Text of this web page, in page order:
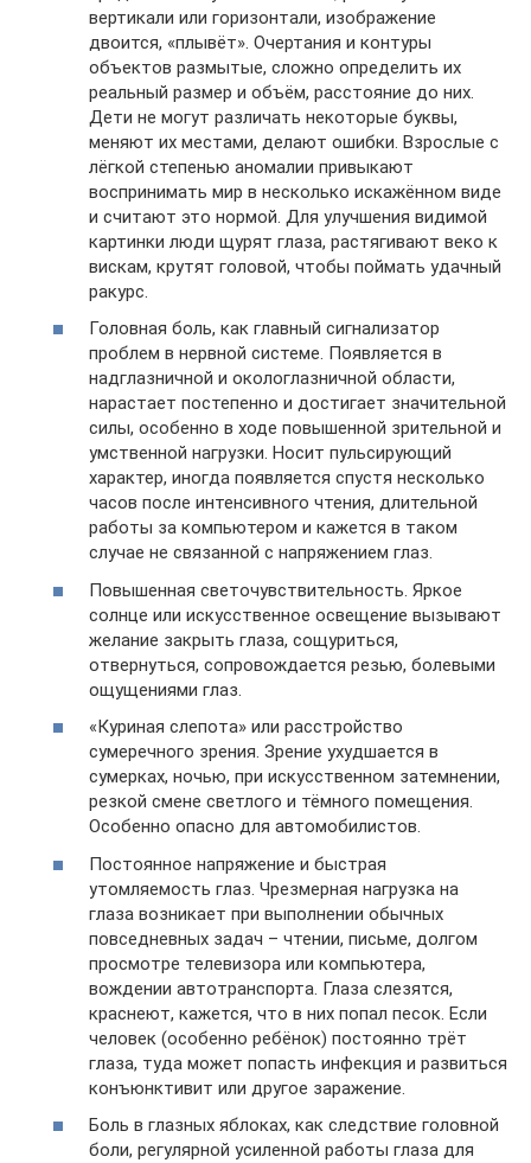
вертикали или горизонтали, изображение
двоится, «плывёт». Очертания и контуры
объектов размытые, сложно определить их
реальный размер и объём, расстояние до них.
Дети не могут различать некоторые буквы,
меняют их местами, делают ошибки. Взрослые с
лёгкой степенью аномалии привыкают
воспринимать мир в несколько искажённом виде
и считают это нормой. Для улучшения видимой
картинки люди щурят глаза, растягивают веко к
вискам, крутят головой, чтобы поймать удачный
ракурс.
Головная боль, как главный сигнализатор
проблем в нервной системе. Появляется в
надглазничной и окологлазничной области,
нарастает постепенно и достигает значительной
силы, особенно в ходе повышенной зрительной и
умственной нагрузки. Носит пульсирующий
характер, иногда появляется спустя несколько
часов после интенсивного чтения, длительной
работы за компьютером и кажется в таком
случае не связанной с напряжением глаз.
Повышенная светочувствительность. Яркое
солнце или искусственное освещение вызывают
желание закрыть глаза, сощуриться,
отвернуться, сопровождается резью, болевыми
ощущениями глаз.
«Куриная слепота» или расстройство
сумеречного зрения. Зрение ухудшается в
сумерках, ночью, при искусственном затемнении,
резкой смене светлого и тёмного помещения.
Особенно опасно для автомобилистов.
Постоянное напряжение и быстрая
утомляемость глаз. Чрезмерная нагрузка на
глаза возникает при выполнении обычных
повседневных задач – чтении, письме, долгом
просмотре телевизора или компьютера,
вождении автотранспорта. Глаза слезятся,
краснеют, кажется, что в них попал песок. Если
человек (особенно ребёнок) постоянно трёт
глаза, туда может попасть инфекция и развиться
конъюнктивит или другое заражение.
Боль в глазных яблоках, как следствие головной
боли, регулярной усиленной работы глаза для